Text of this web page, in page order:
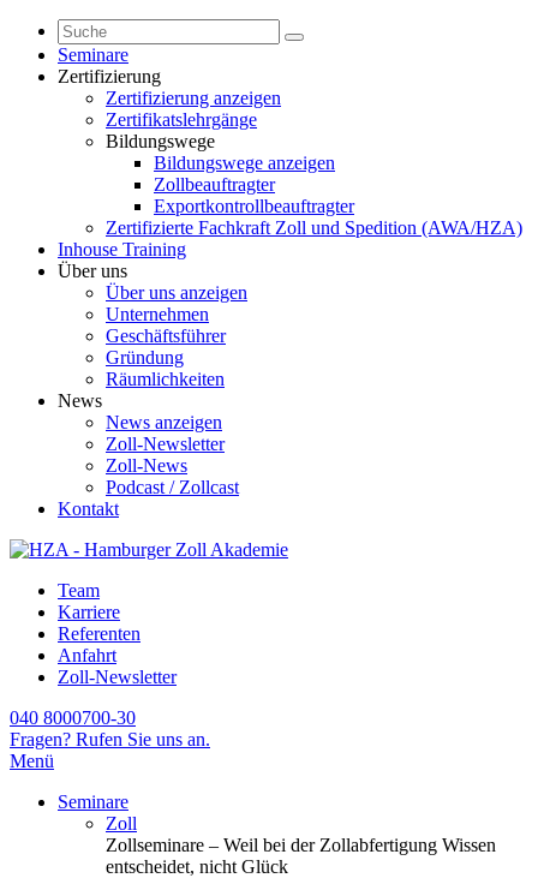
Seminare
Zertifizierung
Zertifizierung anzeigen
Zertifikatslehrgänge
Bildungswege
Bildungswege anzeigen
Zollbeauftragter
Exportkontrollbeauftragter
Zertifizierte Fachkraft Zoll und Spedition (AWA/HZA)
Inhouse Training
Über uns
Über uns anzeigen
Unternehmen
Geschäftsführer
Gründung
Räumlichkeiten
News
News anzeigen
Zoll-Newsletter
Zoll-News
Podcast / Zollcast
Kontakt
Team
Karriere
Referenten
Anfahrt
Zoll-Newsletter
040 8000700-30
Fragen? Rufen Sie uns an.
Menü
Seminare
Zoll
Zollseminare – Weil bei der Zollabfertigung Wissen
entscheidet, nicht Glück